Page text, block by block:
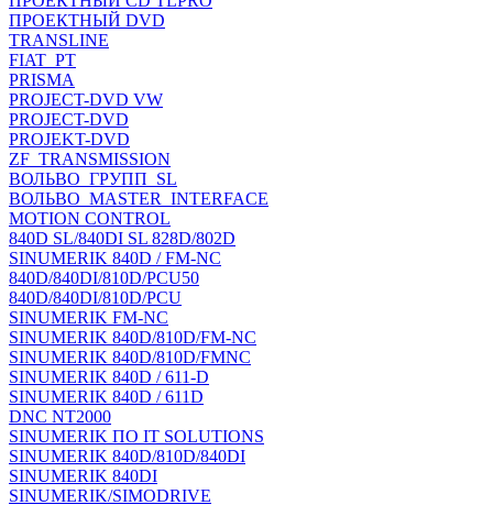
ПРОЕКТНЫЙ DVD
TRANSLINE
FIAT_PT
PRISMA
PROJECT-DVD VW
PROJECT-DVD
PROJEKT-DVD
ZF_TRANSMISSION
ВОЛЬВО_ГРУПП_SL
ВОЛЬВО_MASTER_INTERFACE
MOTION CONTROL
840D SL/840DI SL 828D/802D
SINUMERIK 840D / FM-NC
840D/840DI/810D/PCU50
840D/840DI/810D/PCU
SINUMERIK FM-NC
SINUMERIK 840D/810D/FM-NC
SINUMERIK 840D/810D/FMNC
SINUMERIK 840D / 611-D
SINUMERIK 840D / 611D
DNC NT2000
SINUMERIK ПО IT SOLUTIONS
SINUMERIK 840D/810D/840DI
SINUMERIK 840DI
SINUMERIK/SIMODRIVE